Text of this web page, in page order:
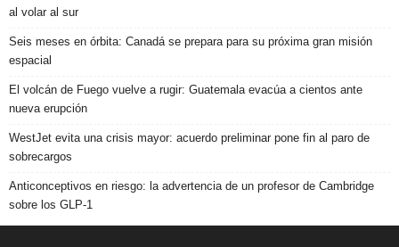
al volar al sur
Seis meses en órbita: Canadá se prepara para su próxima gran misión
espacial
El volcán de Fuego vuelve a rugir: Guatemala evacúa a cientos ante
nueva erupción
WestJet evita una crisis mayor: acuerdo preliminar pone fin al paro de
sobrecargos
Anticonceptivos en riesgo: la advertencia de un profesor de Cambridge
sobre los GLP-1